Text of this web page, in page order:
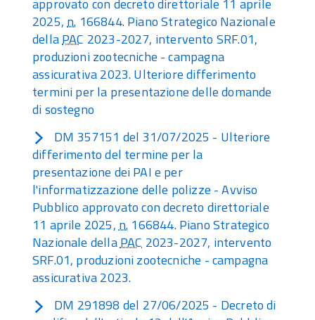
2025,n. 166844. Piano Strategico Nazionale
dellaPAC 2023-2027, intervento SRF.01,
produzioni zootecniche - campagna
assicurativa 2023. Ulteriore differimento
termini per la presentazione delle domande
di sostegno
DM 357151 del 31/07/2025 - Ulteriore
differimento del termine per la
presentazione dei PAI e per
l'informatizzazione delle polizze - Avviso
Pubblico approvato con decreto direttoriale
11 aprile 2025,n. 166844. Piano Strategico
Nazionale dellaPAC 2023-2027, intervento
SRF.01, produzioni zootecniche - campagna
assicurativa 2023.
DM 291898 del 27/06/2025 - Decreto di